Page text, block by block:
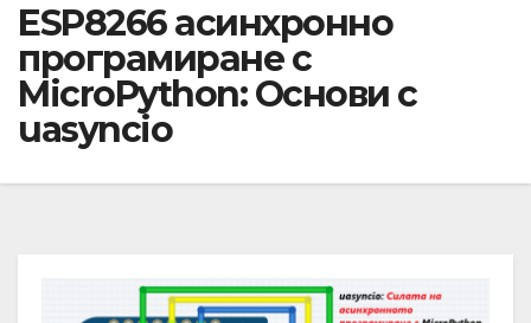
ESP8266 асинхронно
програмиране с
MicroPython: Основи с
uasyncio